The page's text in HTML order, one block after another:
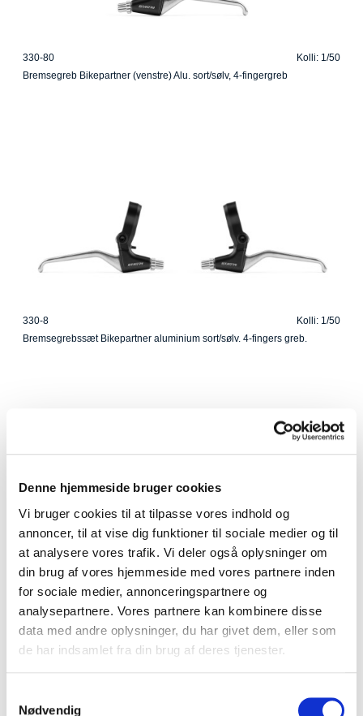
Denne hjemmeside bruger cookies
Vi bruger cookies til at tilpasse vores indhold og
annoncer, til at vise dig funktioner til sociale medier og til
at analysere vores trafik. Vi deler også oplysninger om
din brug af vores hjemmeside med vores partnere inden
for sociale medier, annonceringspartnere og
analysepartnere. Vores partnere kan kombinere disse
data med andre oplysninger, du har givet dem, eller som
de har indsamlet fra din brug af deres tjenester.
Nødvendig
330-80
Kolli: 1/50
Bremsegreb Bikepartner (venstre) Alu. sort/sølv, 4-fingergreb
330-8
Kolli: 1/50
Bremsegrebssæt Bikepartner aluminium sort/sølv. 4-fingers greb.
Bremsegrebssæt Bikepartner sort/sølv i aluminium. Til V-bremser &
mekaniske skivebremser. 2 finger greb med reach justering.